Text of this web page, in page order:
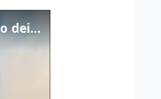
Incendio tra Duino e Monfalcone: l’intervento dei vigili del fuoco